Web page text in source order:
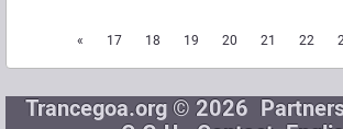
« 17 18 19 20 21 22
Trancegoa.org © 2026